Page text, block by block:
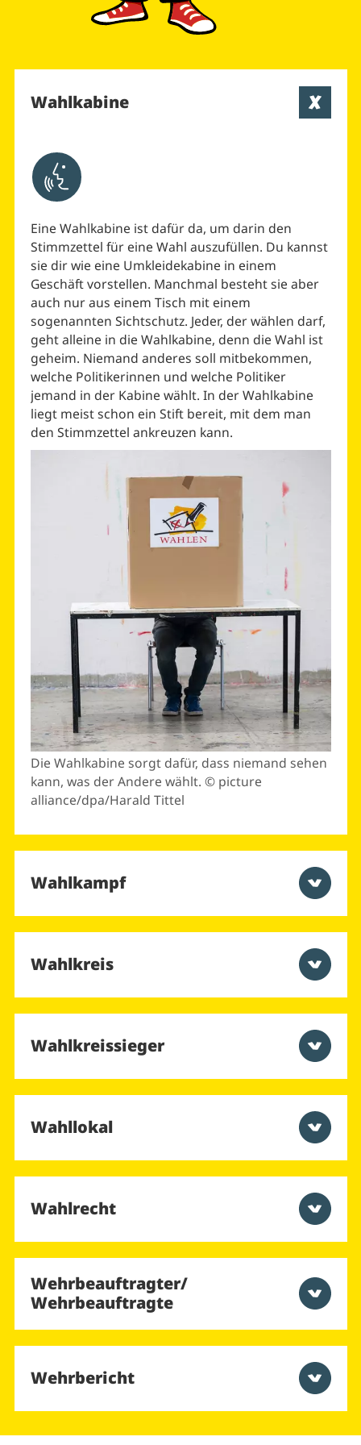
Wahlkabine
Aktivieren um Text vorlesen zu lassen
Eine Wahlkabine ist dafür da, um darin den
Stimmzettel für eine Wahl auszufüllen. Du kannst
sie dir wie eine Umkleidekabine in einem
Geschäft vorstellen. Manchmal besteht sie aber
auch nur aus einem Tisch mit einem
sogenannten Sichtschutz. Jeder, der wählen darf,
geht alleine in die Wahlkabine, denn die Wahl ist
geheim. Niemand anderes soll mitbekommen,
welche Politikerinnen und welche Politiker
jemand in der Kabine wählt. In der Wahlkabine
liegt meist schon ein Stift bereit, mit dem man
den Stimmzettel ankreuzen kann.
Die Wahlkabine sorgt dafür, dass niemand sehen
kann, was der Andere wählt. © picture
alliance/dpa/Harald Tittel
Wahlkampf
Wahlkreis
Wahlkreissieger
Wahllokal
Wahlrecht
Wehrbeauftragter/
Wehrbeauftragte
Wehrbericht